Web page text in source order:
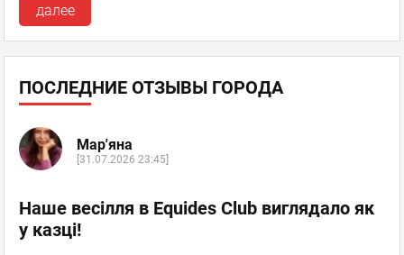
далее
ПОСЛЕДНИЕ ОТЗЫВЫ ГОРОДА
Мар'яна
[31.07.2026 23:45]
Наше весілля в Equides Club виглядало як
у казці!